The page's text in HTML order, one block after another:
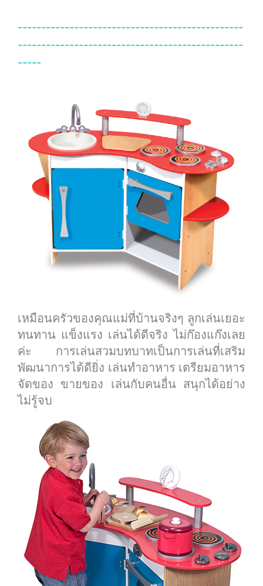
------------------------------------------------
------------------------------------------------
-----
เหมือนครัวของคุณแม่ที่บ้านจริงๆ ลูกเล่นเยอะ
ทนทาน แข็งแรง เล่นได้ดีจริง ไม่ก๊องแก๊งเลย
ค่ะ การเล่นสวมบทบาทเป็นการเล่นที่เสริม
พัฒนาการได้ดียิ่ง เล่นทำอาหาร เตรียมอาหาร
จัดของ ขายของ เล่นกับคนอื่น สนุกได้อย่าง
ไม่รู้จบ